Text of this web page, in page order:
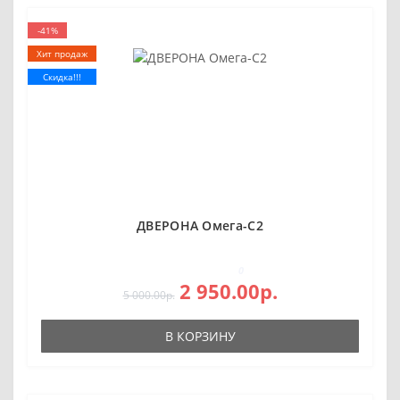
-41%
Хит продаж
Скидка!!!
ДВЕРОНА Омега-С2
5 000.00р. 2 950.00р.
В КОРЗИНУ